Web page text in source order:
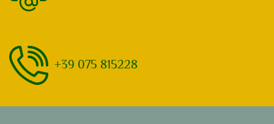
+39 075 815228